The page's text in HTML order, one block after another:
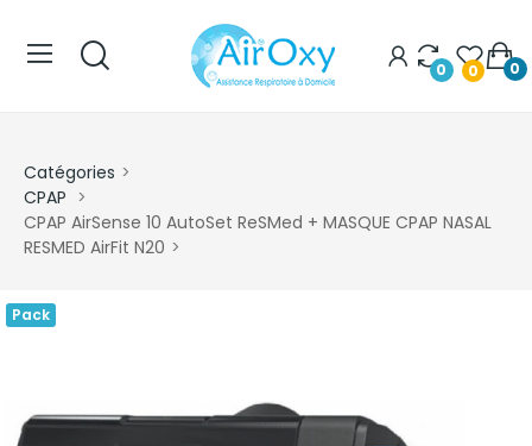
0 0 0
Catégories
CPAP
CPAP AirSense 10 AutoSet ReSMed + MASQUE CPAP NASAL
RESMED AirFit N20
Pack